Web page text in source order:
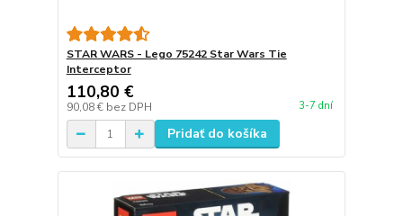
STAR WARS - Lego 75242 Star Wars Tie
Interceptor
110,80 €
90,08 € bez DPH 3-7 dní
Pridať do košíka